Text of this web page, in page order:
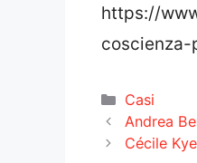
https://
Categorie
Casi
Andrea
Cécile